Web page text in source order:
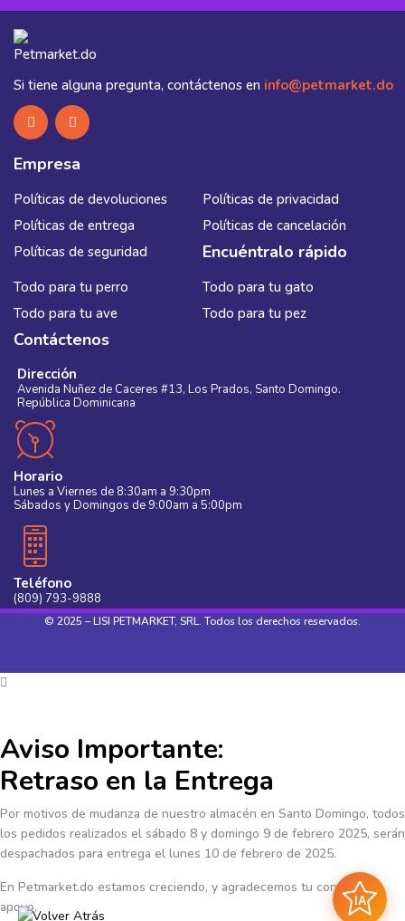
Si tiene alguna pregunta, contáctenos en info@petmarket.do
Empresa
Políticas de devoluciones
Políticas de privacidad
Políticas de entrega
Políticas de cancelación
Políticas de seguridad
Encuéntralo rápido
Todo para tu perro
Todo para tu gato
Todo para tu ave
Todo para tu pez
Contáctenos
Dirección
Avenida Nuñez de Caceres #13, Los Prados, Santo Domingo.
República Dominicana
Horario
Lunes a Viernes de 8:30am a 9:30pm
Sábados y Domingos de 9:00am a 5:00pm
Teléfono
(809) 793-9888
© 2025 – LISI PETMARKET, SRL. Todos los derechos reservados.
IA
Aviso Importante:
Retraso en la Entrega
Por motivos de mudanza de nuestro almacén en Santo Domingo, todos
los pedidos realizados el sábado 8 y domingo 9 de febrero 2025, serán
despachados para entrega el lunes 10 de febrero de 2025.
En Petmarket.do estamos creciendo, y agradecemos tu continuo
apoyo.